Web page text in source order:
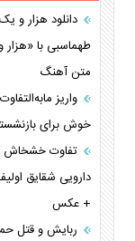
دانلود هزار و
طهماسبی با
متن آهنگ
خوش برای
تفاوت خشخاش با
دارویی شقایق
+ عکس
ربایش و قتل